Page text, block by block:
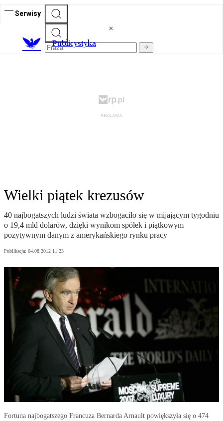
Serwisy
Publicystyka
Wielki piątek krezusów
40 najbogatszych ludzi świata wzbogaciło się w mijającym tygodniu
o 19,4 mld dolarów, dzięki wynikom spółek i piątkowym
pozytywnym danym z amerykańskiego rynku pracy
Publikacja: 04.08.2012 11:23
Fortuna najbogatszego Francuza Bernarda Arnault powiększyła się o 474